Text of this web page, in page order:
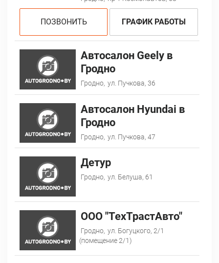
ПОЗВОНИТЬ ГРАФИК РАБОТЫ
Автосалон Geely в
Гродно
Гродно, ул. Пучкова, 36
Автосалон Hyundai в
Гродно
Гродно, ул. Пучкова, 47
Детур
Гродно, ул. Белуша, 61
ООО "ТехТрастАвто"
Гродно, ул. Богуцкого, 2/1
(помещение 2/1)